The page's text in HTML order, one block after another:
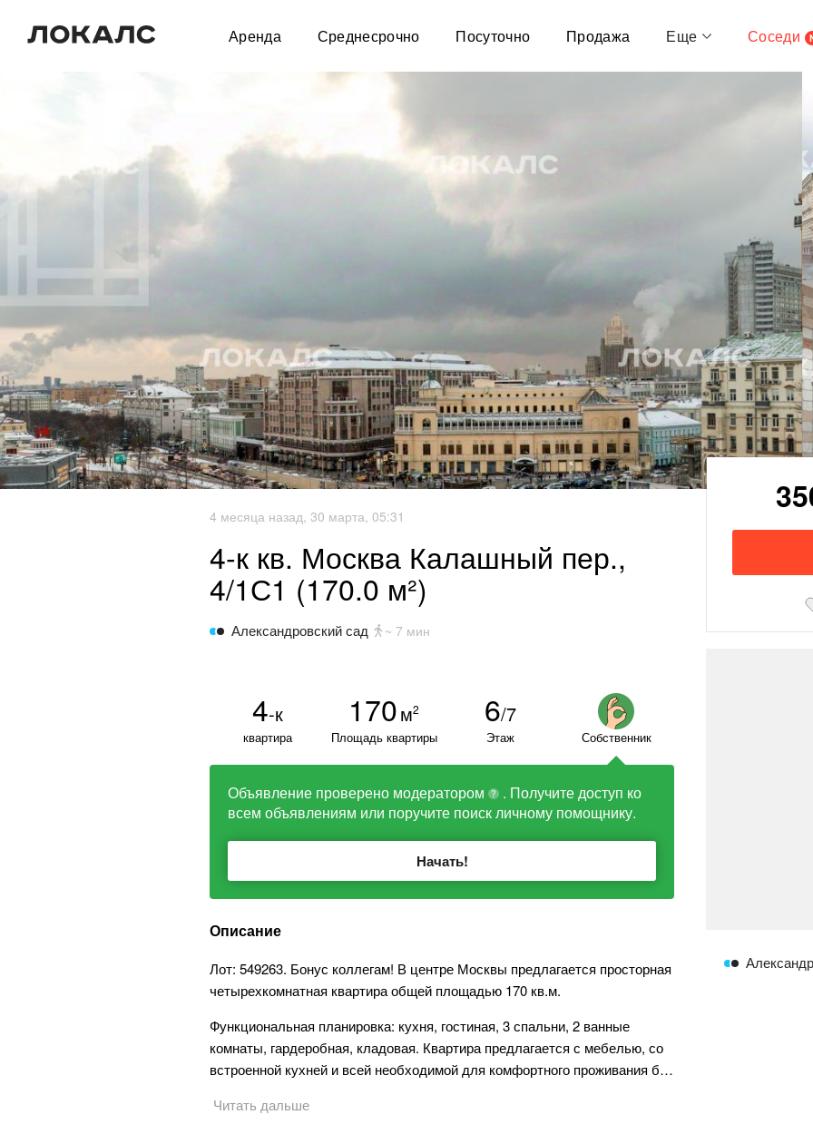
Аренда Среднесрочно Посуточно Продажа Еще Соседи
4 месяца назад, 30 марта, 05:31
4-к кв. Москва Калашный пер.,
4/1С1 (170.0 м²)
Александровский сад ~ 7 мин
4-к
квартира
170м2
Площадь квартиры
6/7
Этаж Собственник
Объявление проверено модератором ? . Получите доступ ко
всем объявлениям или поручите поиск личному помощнику.
Начать!
Описание
Лот: 549263. Бонус коллегам! В центре Москвы предлагается просторная
четырехкомнатная квартира общей площадью 170 кв.м.
Функциональная планировка: кухня, гостиная, 3 спальни, 2 ванные
комнаты, гардеробная, кладовая. Квартира предлагается с мебелью, со
встроенной кухней и всей необходимой для комфортного проживания б…
Читать дальше